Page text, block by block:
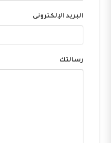
البريد الإلكترونى
رسالتك